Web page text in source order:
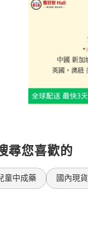
尋您喜歡的
童中成藥 國內現貨